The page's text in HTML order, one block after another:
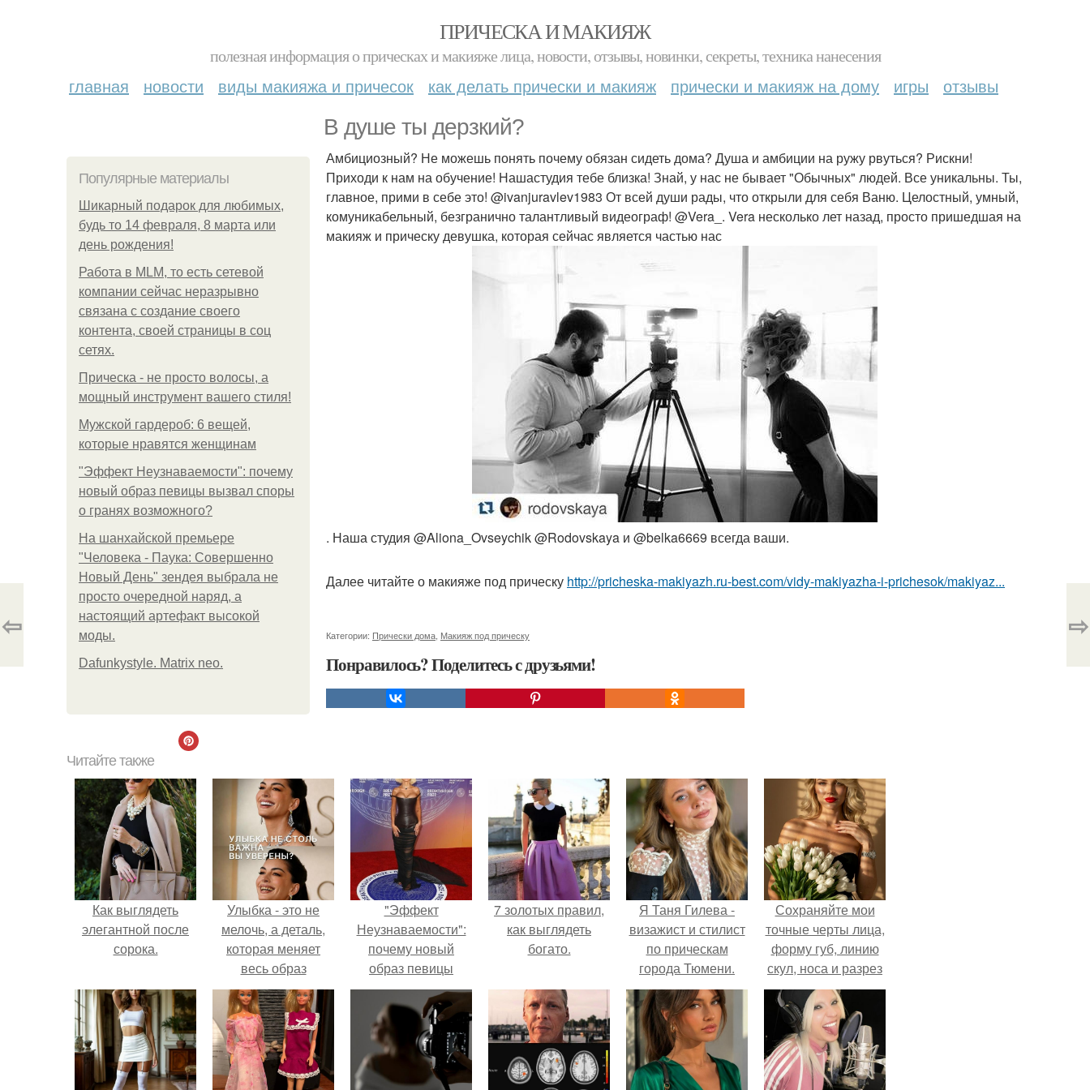
ПРИЧЕСКА И МАКИЯЖ
полезная информация о прическах и макияже лица, новости, отзывы, новинки, секреты, техника нанесения
главная новости виды макияжа и причесок как делать прически и макияж прически и макияж на дому игры отзывы
В душе ты дерзкий?
Популярные материалы
Шикарный подарок для любимых,
будь то 14 февраля, 8 марта или
день рождения!
Работа в MLM, то есть сетевой
компании сейчас неразрывно
связана с создание своего
контента, своей страницы в соц
сетях.
Прическа - не просто волосы, а
мощный инструмент вашего стиля!
Мужской гардероб: 6 вещей,
которые нравятся женщинам
"Эффект Неузнаваемости": почему
новый образ певицы вызвал споры
о гранях возможного?
На шанхайской премьере
"Человека - Паука: Совершенно
Новый День" зендея выбрала не
просто очередной наряд, а
настоящий артефакт высокой
моды.
Dafunkystyle. Matrix neo.
Амбициозный? Не можешь понять почему обязан сидеть дома? Душа и амбиции на ружу рвуться? Рискни!
Приходи к нам на обучение! Нашастудия тебе близка! Знай, у нас не бывает "Обычных" людей. Все уникальны. Ты,
главное, прими в себе это! @ivanjuravlev1983 От всей души рады, что открыли для себя Ваню. Целостный, умный,
комуникабельный, безгранично талантливый видеограф! @Vera_. Vera несколько лет назад, просто пришедшая на
макияж и прическу девушка, которая сейчас является частью нас
. Наша студия @Aliona_Ovseychik @Rodovskaya и @belka6669 всегда ваши.
Далее читайте о макияже под прическу http://pricheska-makiyazh.ru-best.com/vidy-makiyazha-i-prichesok/makiyaz...
Категории: Прически дома Макияж под прическу
Понравилось? Поделитесь с друзьями!
⇦ ⇨
Читайте также
Как выглядеть
элегантной после
сорока.
Улыбка - это не
мелочь, а деталь,
которая меняет
весь образ
человека.
"Эффект
Неузнаваемости":
почему новый
образ певицы
вызвал споры о
гранях
возможного?
7 золотых правил,
как выглядеть
богато.
Я Таня Гилева -
визажист и стилист
по прическам
города Тюмени.
Сохраняйте мои
точные черты лица,
форму губ, линию
скул, носа и разрез
глаз.